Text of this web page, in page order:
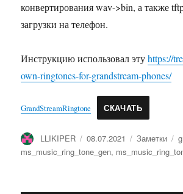
конвертирования wav->bin, а также
загрузки на телефон.
Инструкцию использовал этуhttps://
own-ringtones-for-grandstream-phones/
GrandStreamRingtone СКАЧАТЬ
Автор
LLIKIPER Опубликовано
08.07.2021 Рубрики
Заметки
ms_music_ring_tone_gen,